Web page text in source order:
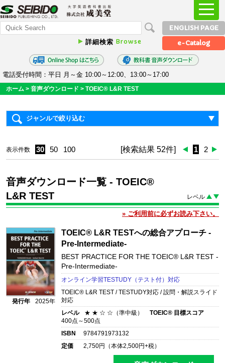
詳細検索 Browse
ENGLISH PAGE
e-Catalog
電話受付時間：平日 月～金 10:00～12:00、13:00～17:00
ホーム > 音声ダウンロード > TOEIC® L&R TEST
ジャンルで絞り込む
表示件数 30 50 100 [検索結果 52件] 1 2
音声ダウンロード一覧 - TOEIC®
L&R TEST
レベル
» ご利用前に必ずお読み下さい。
発行年 2025年
TOEIC® L&R TESTへの総合アプローチ -
Pre-Intermediate-
BEST PRACTICE FOR THE TOEIC® L&R TEST -
Pre-Intermediate-
オンライン学習TESTUDY（テスト付）対応
TOEIC® L&R TEST / TESTUDY対応 / 設問・解説スライド
対応
レベル
★ ★ ☆ ☆（準中級）
TOEIC® 目標スコア
400点～500点
ISBN
9784791973132
定価
2,750円（本体2,500円+税）